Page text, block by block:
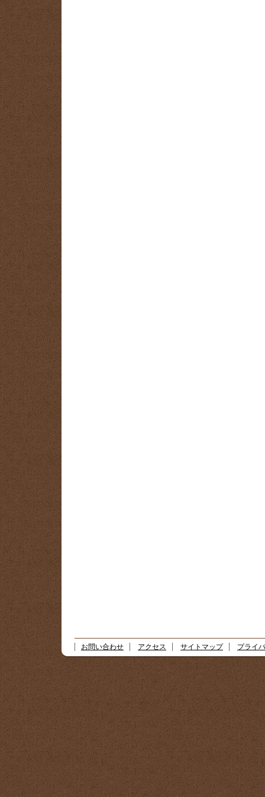
お問い合わせ アクセス サイトマップ プライ